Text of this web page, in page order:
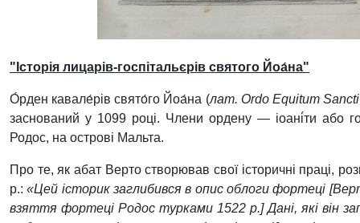
"Історія лицарів-госпітальєрів святого Йоа́на"
О́рден кавале́рів свято́го Йоа́на (лат. Ordo Equitum
заснований у 1099 році. Члени ордену — іоані́ти або
Родос, на острові Мальта.
Про те, як абат Верто створював свої історичні праці,
р.:«Цей історик заглибився в опис облоги фортеці
взяття фортеці Родос турками 1522 р.] Дані, які він